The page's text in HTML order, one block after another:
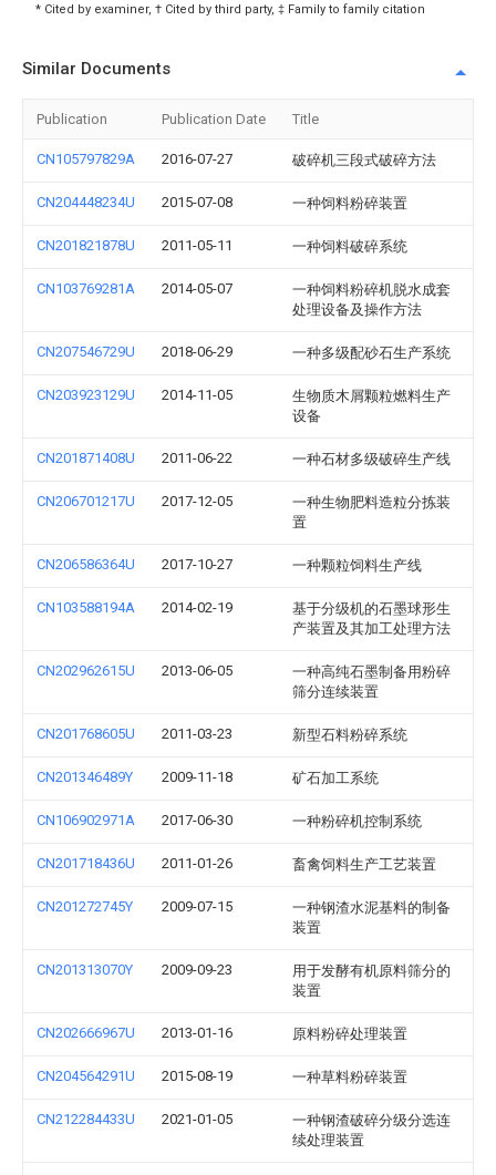
* Cited by examiner, † Cited by third party, ‡ Family to family citation
Similar Documents
Publication Publication Date Title
CN105797829A 2016-07-27 破碎机三段式破碎方法
CN204448234U 2015-07-08 一种饲料粉碎装置
CN201821878U 2011-05-11 一种饲料破碎系统
CN103769281A 2014-05-07
一种饲料粉碎机脱水成套
处理设备及操作方法
CN207546729U 2018-06-29 一种多级配砂石生产系统
CN203923129U 2014-11-05
生物质木屑颗粒燃料生产
设备
CN201871408U 2011-06-22 一种石材多级破碎生产线
CN206701217U 2017-12-05
一种生物肥料造粒分拣装
置
CN206586364U 2017-10-27 一种颗粒饲料生产线
CN103588194A 2014-02-19
基于分级机的石墨球形生
产装置及其加工处理方法
CN202962615U 2013-06-05
一种高纯石墨制备用粉碎
筛分连续装置
CN201768605U 2011-03-23 新型石料粉碎系统
CN201346489Y 2009-11-18 矿石加工系统
CN106902971A 2017-06-30 一种粉碎机控制系统
CN201718436U 2011-01-26 畜禽饲料生产工艺装置
CN201272745Y 2009-07-15
一种钢渣水泥基料的制备
装置
CN201313070Y 2009-09-23
用于发酵有机原料筛分的
装置
CN202666967U 2013-01-16 原料粉碎处理装置
CN204564291U 2015-08-19 一种草料粉碎装置
CN212284433U 2021-01-05
一种钢渣破碎分级分选连
续处理装置